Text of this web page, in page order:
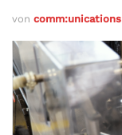
von comm:unications